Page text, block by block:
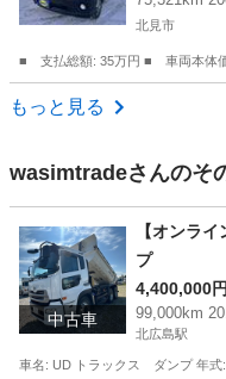
ワーステ
北見市
■ 支払総額: 35万円 ■ 車両本体
北海道 北見市
もっと見る
wasimtradeさんのそ
中古車
【オンラ
プ
4,400,000円
99,000km
北広島駅
車名: UD トラックス ダンプ 年式